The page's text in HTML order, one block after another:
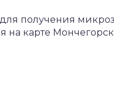
для получения
на карте